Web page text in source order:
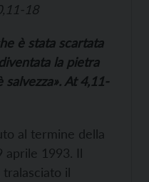
18
è stata scartata
la pietra
salvezza». At 4,11-
al termine della
aprile 1993. Il
tralasciato il